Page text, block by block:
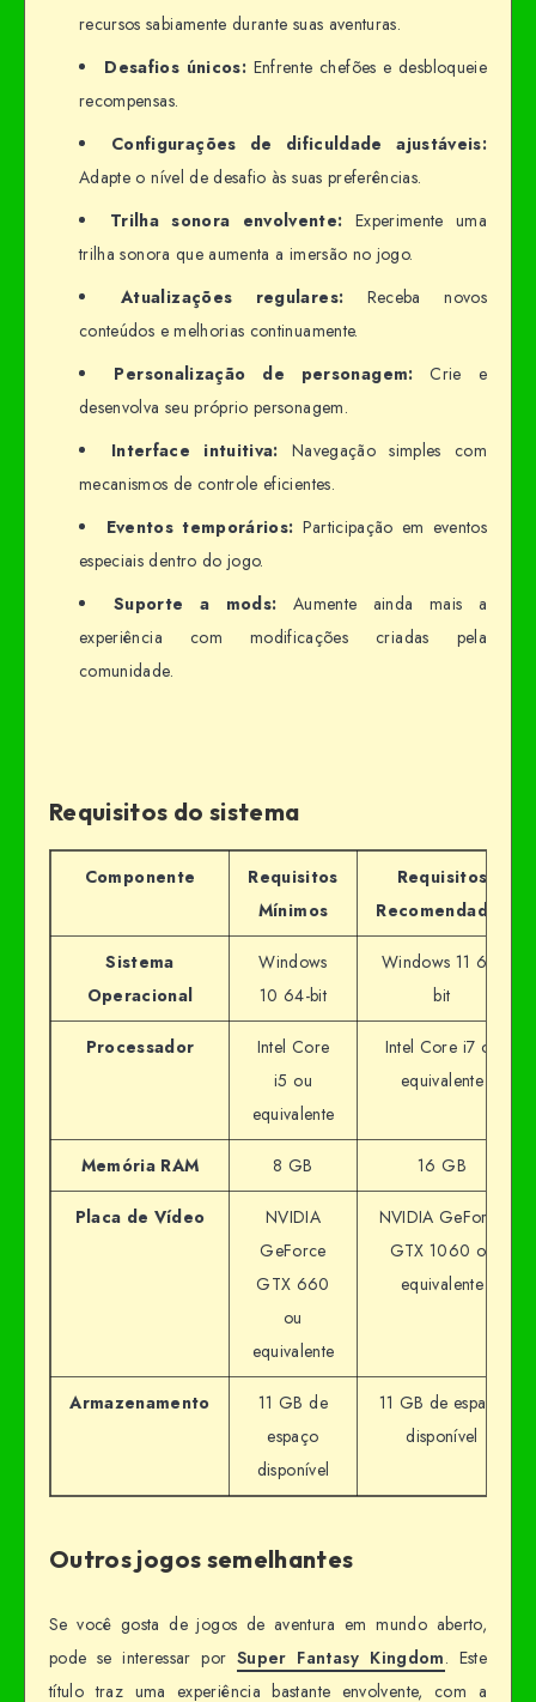
recursos sabiamente durante suas aventuras.
Desafios únicos: Enfrente chefões e desbloqueie
recompensas.
Configurações de dificuldade ajustáveis:
Adapte o nível de desafio às suas preferências.
Trilha sonora envolvente: Experimente uma
trilha sonora que aumenta a imersão no jogo.
Atualizações regulares: Receba novos
conteúdos e melhorias continuamente.
Personalização de personagem: Crie e
desenvolva seu próprio personagem.
Interface intuitiva: Navegação simples com
mecanismos de controle eficientes.
Eventos temporários: Participação em eventos
especiais dentro do jogo.
Suporte a mods: Aumente ainda mais a
experiência com modificações criadas pela
comunidade.
Requisitos do sistema
Componente
Requisitos
Mínimos
Requisitos
Recomendados
Sistema
Operacional
Windows
10 64-bit
Windows 11 64-
bit
Processador
Intel Core
i5 ou
equivalente
Intel Core i7 ou
equivalente
Memória RAM 8 GB 16 GB
Placa de Vídeo
NVIDIA
GeForce
GTX 660
ou
equivalente
NVIDIA GeForce
GTX 1060 ou
equivalente
Armazenamento
11 GB de
espaço
disponível
11 GB de espaço
disponível
Outros jogos semelhantes
Se você gosta de jogos de aventura em mundo aberto,
pode se interessar por Super Fantasy Kingdom. Este
título traz uma experiência bastante envolvente, com a